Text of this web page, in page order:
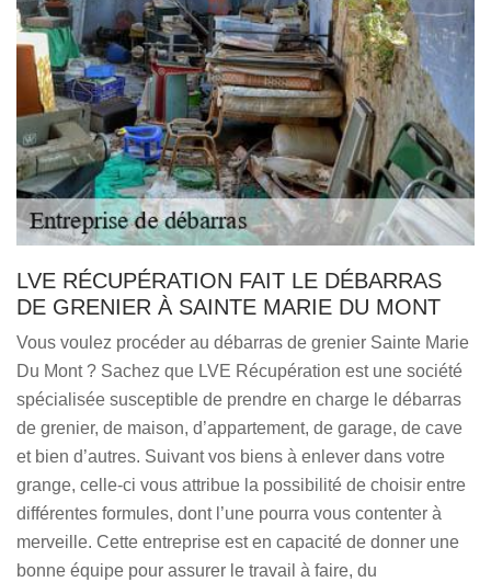
LVE RÉCUPÉRATION FAIT LE DÉBARRAS
DE GRENIER À SAINTE MARIE DU MONT
Vous voulez procéder au débarras de grenier Sainte Marie
Du Mont ? Sachez que LVE Récupération est une société
spécialisée susceptible de prendre en charge le débarras
de grenier, de maison, d’appartement, de garage, de cave
et bien d’autres. Suivant vos biens à enlever dans votre
grange, celle-ci vous attribue la possibilité de choisir entre
différentes formules, dont l’une pourra vous contenter à
merveille. Cette entreprise est en capacité de donner une
bonne équipe pour assurer le travail à faire, du